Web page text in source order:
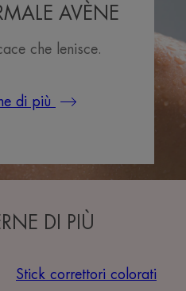
AVÈNE
che lenisce.
di più
DI PIÙ
Stick correttori colorati